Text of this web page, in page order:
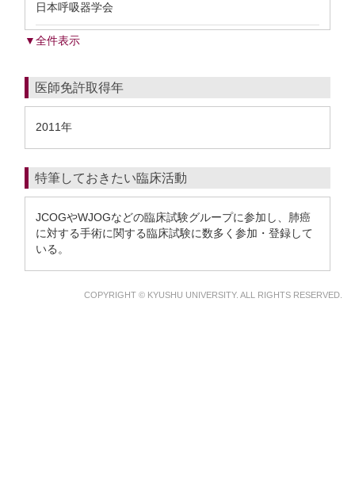
日本呼吸器学会
▼全件表示
医師免許取得年
2011年
特筆しておきたい臨床活動
JCOGやWJOGなどの臨床試験グループに参加し、肺癌
に対する手術に関する臨床試験に数多く参加・登録して
いる。
COPYRIGHT © KYUSHU UNIVERSITY. ALL RIGHTS RESERVED.